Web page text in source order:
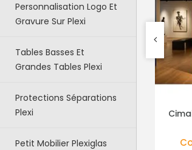
Personnalisation Logo Et
Gravure Sur Plexi
Tables Basses Et
Grandes Tables Plexi
Protections Séparations
Plexi
Petit Mobilier Plexiglas
Cimaise supports tableaux
Composez votre produit